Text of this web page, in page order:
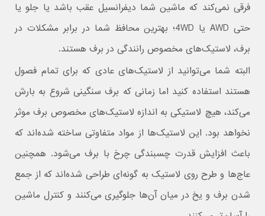
فرقی نمی‌کند که ماشین شما دیفرانسیل عقب باشد یا جلو یا
حتی AWD یا 4WD؛ بهترین محافظ شما در برابر مشکلات در
برف، لاستیک‌های مخصوص رانندگی در برف هستند.
البته شما می‌توانید از لاستیک‌های عادی که برای تمام فصول
هستند استفاده کنید اما زمانی که برف سنگینی شروع به بارش
می‌کند، هیچ لاستیکی به اندازه لاستیک‌های مخصوص برف موثر
نخواهد بود. این لاستیک‌ها از مواد متفاوتی ساخته شده‌اند که
باعث افزایش قدرت چسبندگی چرخ با برف می‌شود. همچنین
عاج‌ها و طرح روی لاستیک به گونه‌ای طراحی شده‌اند که از جمع
شدن برف و یخ در میان آن‌ها جلوگیری می‌کنند و کنترل ماشین